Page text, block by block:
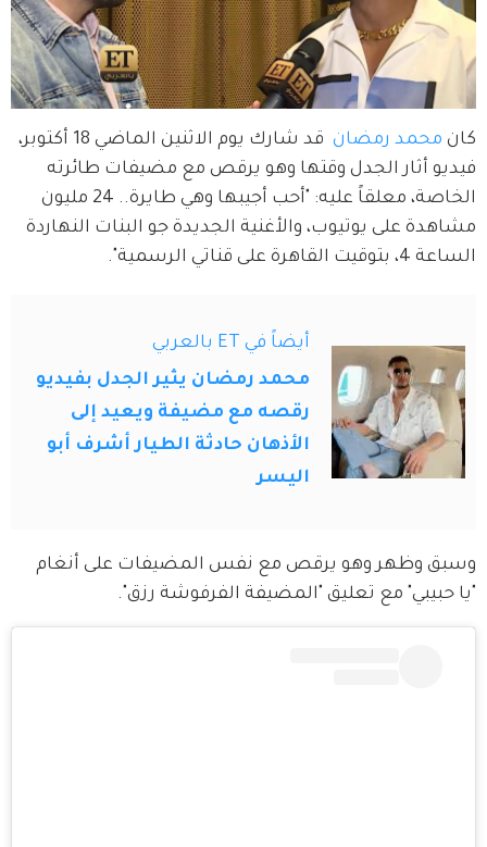
كان محمد رمضان
قد شارك يوم الاثنين الماضي 18 أكتوبر،
فيديو أثار الجدل وقتها وهو يرقص مع مضيفات طائرته
الخاصة، معلقاً عليه: "أحب أجيبها وهي طايرة.. 24 مليون
مشاهدة على يوتيوب، والأغنية الجديدة جو البنات النهاردة
الساعة 4، بتوقيت القاهرة على قناتي الرسمية".
أيضاً في ET بالعربي
محمد رمضان يثير الجدل بفيديو
رقصه مع مضيفة ويعيد إلى
الأذهان حادثة الطيار أشرف أبو
اليسر
وسبق وظهر وهو يرقص مع نفس المضيفات على أنغام
"يا حبيبي" مع تعليق "المضيفة الفرفوشة رزق".